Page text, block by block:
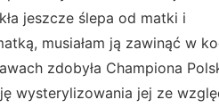
jeszcze ślepa od matki i
musiałam ją zawinąć w
zdobyła Championa
wysterylizowania jej ze